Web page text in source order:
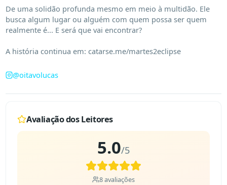
De uma solidão profunda mesmo em meio à multidão. Ele
busca algum lugar ou alguém com quem possa ser quem
realmente é... E será que vai encontrar?
A história continua em: catarse.me/martes2eclipse
@oitavolucas
Avaliação dos Leitores
5.0/5
8avaliações